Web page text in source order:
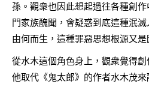
孫。觀衆也因此想起過往各種創作
門家族醜聞，會疑惑到底這種泯
由何而生，這種罪惡思想根源又是
從水木這個角色身上，觀衆覺得
他取代《鬼太郎》的作者水木茂